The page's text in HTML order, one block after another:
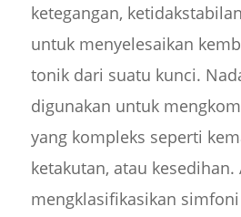
ketegangan,
untuk menyelesaikan
tonik dari suatu kunci.
digunakan untuk
yang kompleks seperti
ketakutan, atau kesedihan.
mengklasifikasikan